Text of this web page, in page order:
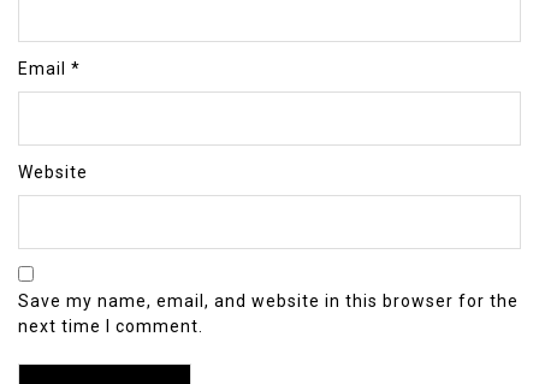
Email *
Website
Save my name, email, and website in this browser for the
next time I comment.